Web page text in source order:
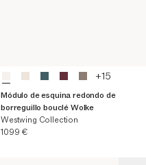
+15
Módulo de esquina redondo de
borreguillo bouclé Wolke
Westwing Collection
Precio actual
1099 €